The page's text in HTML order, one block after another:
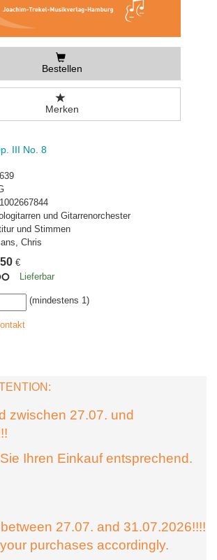
Bestellen
Merken
III No. 8
und Gitarrenorchester
und Stimmen
Chris
€
Lieferbar
(mindestens 1)
zwischen 27.07. und
Ihren Einkauf entsprechend.
27.07. and 31.07.2026!!!!
purchases accordingly.